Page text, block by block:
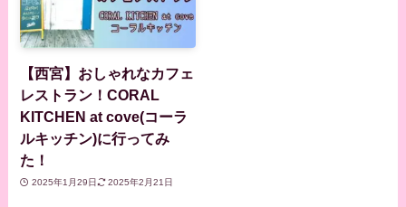
【西宮】おしゃれなカフェ
レストラン！CORAL
KITCHEN at cove(コーラ
ルキッチン)に行ってみ
た！
2025年1月29日 2025年2月21日